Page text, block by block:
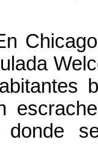
donde